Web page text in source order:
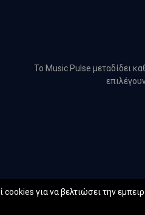
Το Music Pulse μεταδίδει
@2022 -
για να βελτιώσει την